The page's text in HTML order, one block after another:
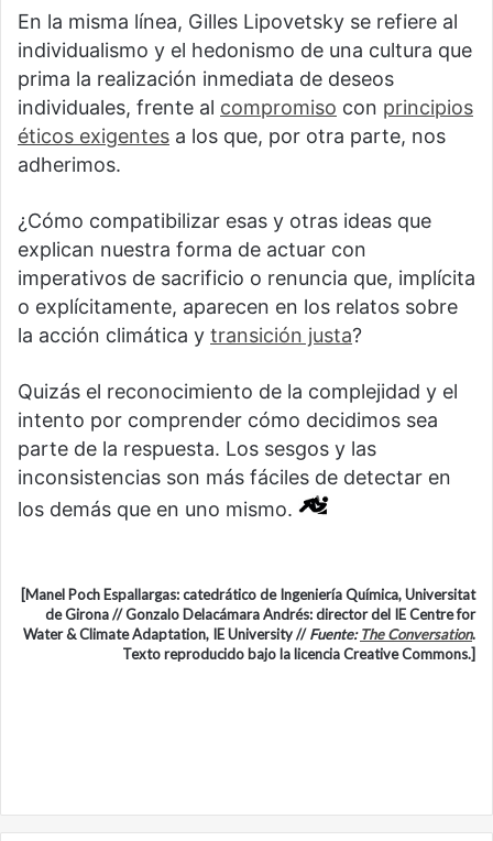
En la misma línea, Gilles Lipovetsky se refiere al
individualismo y el hedonismo de una cultura que
prima la realización inmediata de deseos
individuales, frente al compromiso con principios
éticos exigentes a los que, por otra parte, nos
adherimos.
¿Cómo compatibilizar esas y otras ideas que
explican nuestra forma de actuar con
imperativos de sacrificio o renuncia que, implícita
o explícitamente, aparecen en los relatos sobre
la acción climática y transición justa?
Quizás el reconocimiento de la complejidad y el
intento por comprender cómo decidimos sea
parte de la respuesta. Los sesgos y las
inconsistencias son más fáciles de detectar en
los demás que en uno mismo.
[Manel Poch Espallargas: catedrático de Ingeniería Química, Universitat
de Girona // Gonzalo Delacámara Andrés: director del IE Centre for
Water & Climate Adaptation, IE University //Fuente:The Conversation.
Texto reproducido bajo la licencia Creative Commons.]